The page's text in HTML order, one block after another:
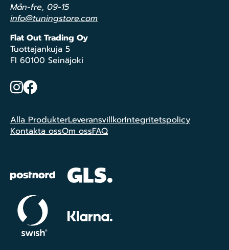
Mån-fre, 09-15
info@tuningstore.com
Flat Out Trading Oy
Tuottajankuja 5
FI 60100 Seinäjoki
Instagram
Facebook
Alla ProdukterLeveransvillkorIntegritetspolicy
Kontakta ossOm ossFAQ